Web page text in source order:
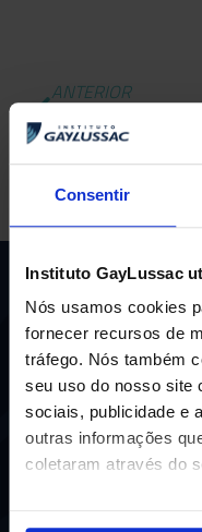
Consentir
Instituto GayLussac
Nós usamos cookies
fornecer recursos de
tráfego. Nós também
seu uso do nosso site
sociais, publicidade e
outras informações
coletaram através do
ANTERIOR
Uma escola com mais
compromisso de
educação inovadora e
ENEM em Niterói,